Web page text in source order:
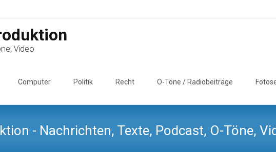
Video
Computer Politik Recht O-Töne / Radiobeiträge
- Nachrichten, Texte, Podcast, O-Töne,